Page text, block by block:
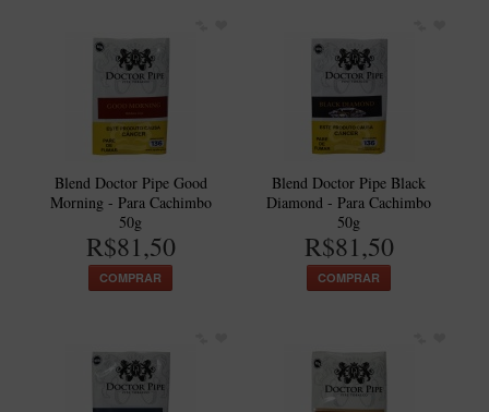
Blend Doctor Pipe Good
Morning - Para Cachimbo
50g
R$81,50
COMPRAR
Blend Doctor Pipe Black
Diamond - Para Cachimbo
50g
R$81,50
COMPRAR